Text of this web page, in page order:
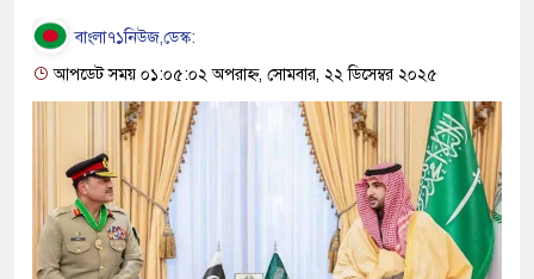
বাংলা৭১নিউজ,ডেস্ক:
আপডেট সময় ০১:০৫:০২ অপরাহ্ন, সোমবার, ২২ ডিসেম্বর ২০২৫